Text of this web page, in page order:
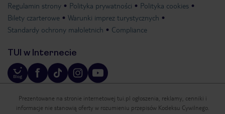
Regulamin strony Polityka prywatności
Polityka cookies
Bilety czarterowe
Warunki imprez turystycznych
Standardy ochrony małoletnich
Compliance
TUI w Internecie
Prezentowane na stronie internetowej tui.pl ogłoszenia, reklamy, cenniki i
informacje nie stanowią oferty w rozumieniu przepisów Kodeksu Cywilnego.